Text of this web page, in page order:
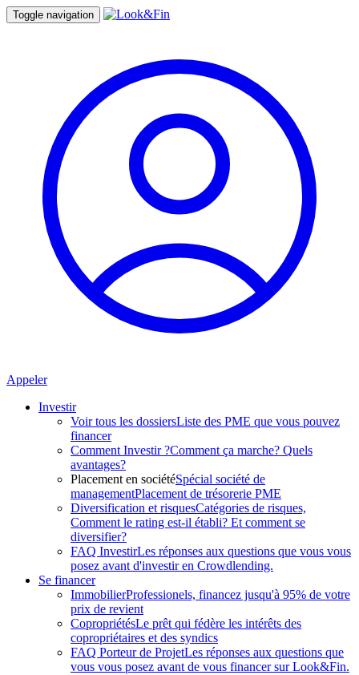
Toggle navigation
Appeler
Investir
Voir tous les dossiersListe des PME que vous pouvez
financer
Comment Investir ?Comment ça marche? Quels
avantages?
Placement en sociétéSpécial société de
managementPlacement de trésorerie PME
Diversification et risquesCatégories de risques,
Comment le rating est-il établi? Et comment se
diversifier?
FAQ InvestirLes réponses aux questions que vous vous
posez avant d'investir en Crowdlending.
Se financer
ImmobilierProfessionels, financez jusqu'à 95% de votre
prix de revient
CopropriétésLe prêt qui fédère les intérêts des
copropriétaires et des syndics
FAQ Porteur de ProjetLes réponses aux questions que
vous vous posez avant de vous financer sur Look&Fin.